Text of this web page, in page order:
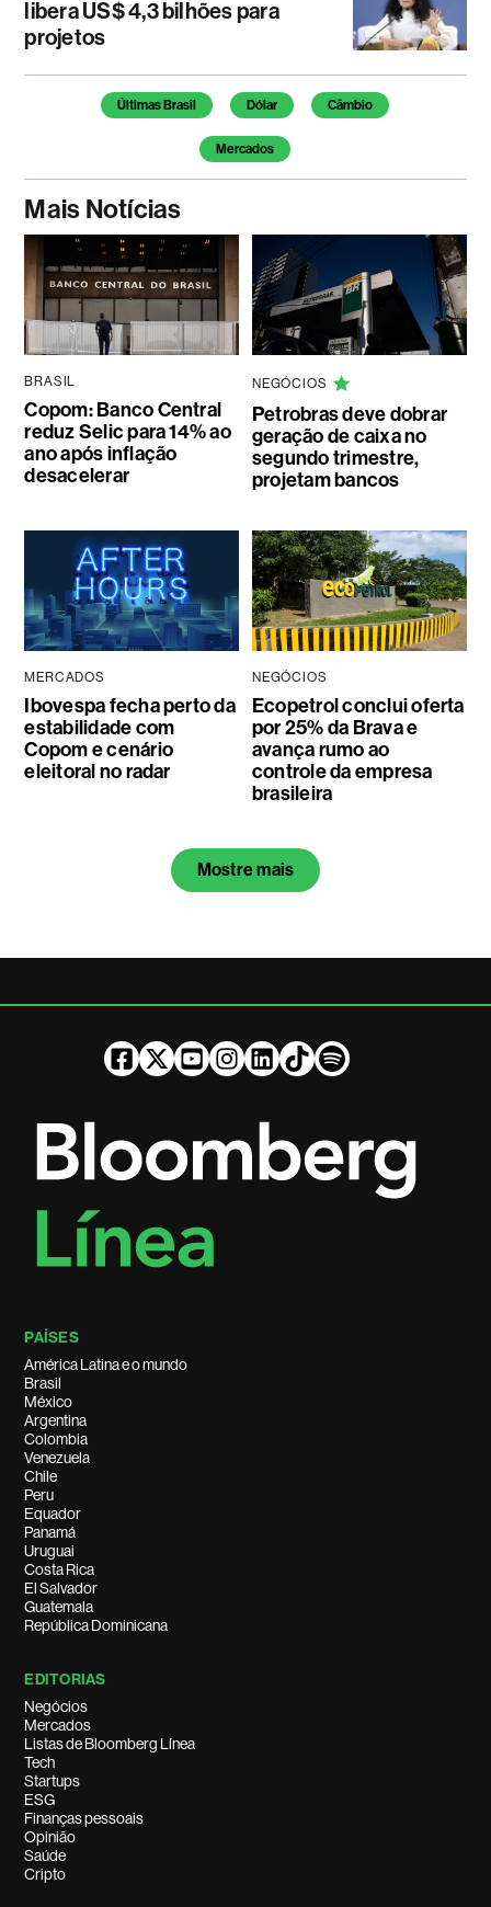
libera US$ 4,3 bilhões para
projetos
Temas deste artigo
Últimas Brasil Dólar Câmbio
Mercados
Mais Notícias
BRASIL
Copom: Banco Central
reduz Selic para 14% ao
ano após inflação
desacelerar
NEGÓCIOS
Petrobras deve dobrar
geração de caixa no
segundo trimestre,
projetam bancos
MERCADOS
Ibovespa fecha perto da
estabilidade com
Copom e cenário
eleitoral no radar
NEGÓCIOS
Ecopetrol conclui oferta
por 25% da Brava e
avança rumo ao
controle da empresa
brasileira
Mostre mais
PAÍSES
América Latina e o mundo
Brasil
México
Argentina
Colombia
Venezuela
Chile
Peru
Equador
Panamá
Uruguai
Costa Rica
El Salvador
Guatemala
República Dominicana
EDITORIAS
Negócios
Mercados
Listas de Bloomberg Línea
Tech
Startups
ESG
Finanças pessoais
Opinião
Saúde
Cripto